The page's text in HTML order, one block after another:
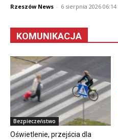
Rzeszów News - 6 sierpnia 2026 06:14
KOMUNIKACJA
Bezpieczeństwo
Oświetlenie, przejścia dla